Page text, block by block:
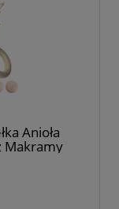
Anioła
Makramy